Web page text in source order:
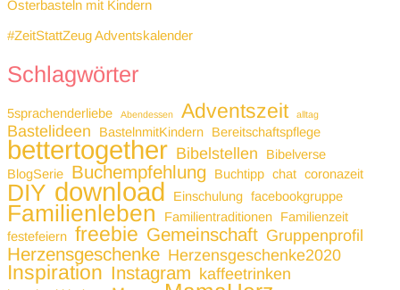
Osterbasteln mit Kindern
#ZeitStattZeug Adventskalender
Schlagwörter
5sprachenderliebe Abendessen Adventszeit alltag
Bastelideen BastelnmitKindern Bereitschaftspflege
bettertogether Bibelstellen
Bibelverse
BlogSerie
Buchempfehlung Buchtipp chat coronazeit
DIY download Einschulung facebookgruppe
Familienleben Familientraditionen
Familienzeit
festefeiern freebie Gemeinschaft Gruppenprofil
Herzensgeschenke Herzensgeschenke2020
Inspiration Instagram kaffeetrinken